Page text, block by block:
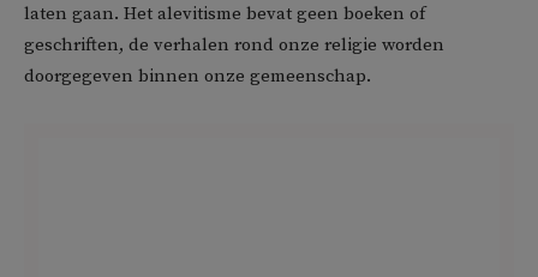
laten gaan. Het alevitisme bevat geen boeken of
geschriften, de verhalen rond onze religie worden
doorgegeven binnen onze gemeenschap.